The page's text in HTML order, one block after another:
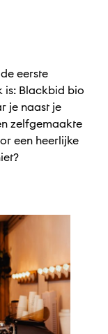
eerste
is: Blackbid bio
je naast je
zelfgemaakte
een heerlijke